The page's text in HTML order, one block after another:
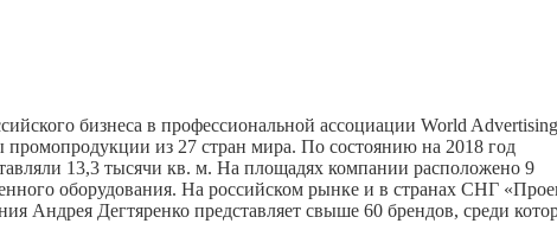
бизнеса в профессиональной ассоциации World
промопродукции из 27 стран мира. По состоянию на 2018 год
13,3 тысячи кв. м. На площадях компании расположено 9
оборудования. На российском рынке и в странах СНГ
Андрея Дегтяренко представляет свыше 60 брендов, среди